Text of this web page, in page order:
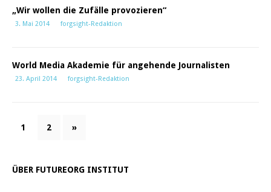
„Wir wollen die Zufälle provozieren“
3. Mai 2014 forgsight-Redaktion
World Media Akademie für angehende Journalisten
23. April 2014 forgsight-Redaktion
1 2 »
ÜBER FUTUREORG INSTITUT